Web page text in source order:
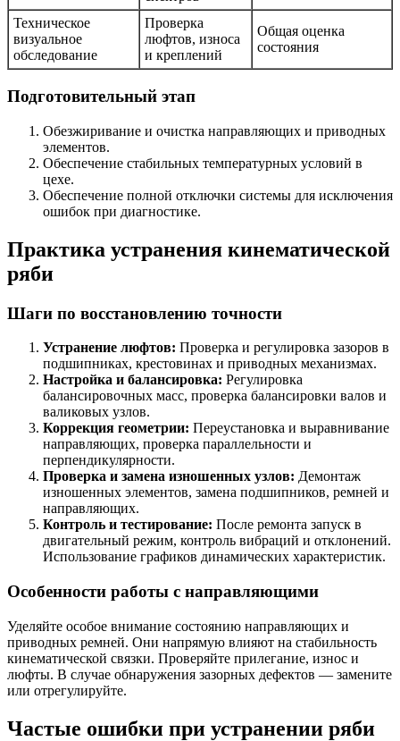
Техническое
визуальное
обследование
Проверка
люфтов, износа
и креплений
Общая оценка
состояния
Подготовительный этап
Обезжиривание и очистка направляющих и приводных
элементов.
Обеспечение стабильных температурных условий в
цехе.
Обеспечение полной отключки системы для исключения
ошибок при диагностике.
Практика устранения кинематической
ряби
Шаги по восстановлению точности
Устранение люфтов: Проверка и регулировка зазоров в
подшипниках, крестовинах и приводных механизмах.
Настройка и балансировка: Регулировка
балансировочных масс, проверка балансировки валов и
валиковых узлов.
Коррекция геометрии: Переустановка и выравнивание
направляющих, проверка параллельности и
перпендикулярности.
Проверка и замена изношенных узлов: Демонтаж
изношенных элементов, замена подшипников, ремней и
направляющих.
Контроль и тестирование: После ремонта запуск в
двигательный режим, контроль вибраций и отклонений.
Использование графиков динамических характеристик.
Особенности работы с направляющими
Уделяйте особое внимание состоянию направляющих и
приводных ремней. Они напрямую влияют на стабильность
кинематической связки. Проверяйте прилегание, износ и
люфты. В случае обнаружения зазорных дефектов — замените
или отрегулируйте.
Частые ошибки при устранении ряби